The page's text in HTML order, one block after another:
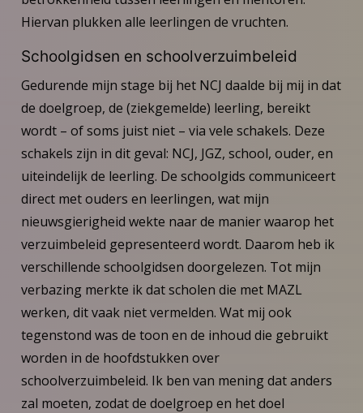
Hiervan plukken alle leerlingen de vruchten.
Schoolgidsen en schoolverzuimbeleid
Gedurende mijn stage bij het NCJ daalde bij mij in dat
de doelgroep, de (ziekgemelde) leerling, bereikt
wordt – of soms juist niet – via vele schakels. Deze
schakels zijn in dit geval: NCJ, JGZ, school, ouder, en
uiteindelijk de leerling. De schoolgids communiceert
direct met ouders en leerlingen, wat mijn
nieuwsgierigheid wekte naar de manier waarop het
verzuimbeleid gepresenteerd wordt. Daarom heb ik
verschillende schoolgidsen doorgelezen. Tot mijn
verbazing merkte ik dat scholen die met MAZL
werken, dit vaak niet vermelden. Wat mij ook
tegenstond was de toon en de inhoud die gebruikt
worden in de hoofdstukken over
schoolverzuimbeleid. Ik ben van mening dat anders
zal moeten, zodat de doelgroep en het doel